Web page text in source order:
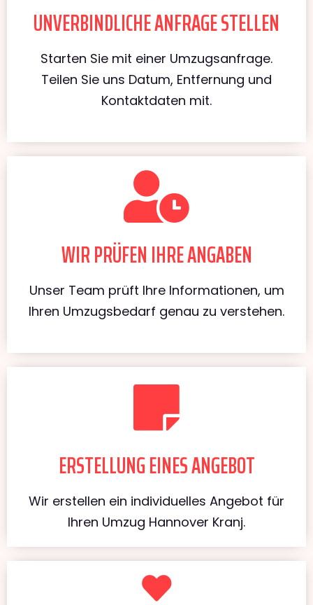
UNVERBINDLICHE ANFRAGE STELLEN
Starten Sie mit einer Umzugsanfrage.
Teilen Sie uns Datum, Entfernung und
Kontaktdaten mit.
WIR PRÜFEN IHRE ANGABEN
Unser Team prüft Ihre Informationen, um
Ihren Umzugsbedarf genau zu verstehen.
ERSTELLUNG EINES ANGEBOT
Wir erstellen ein individuelles Angebot für
Ihren Umzug Hannover Kranj.